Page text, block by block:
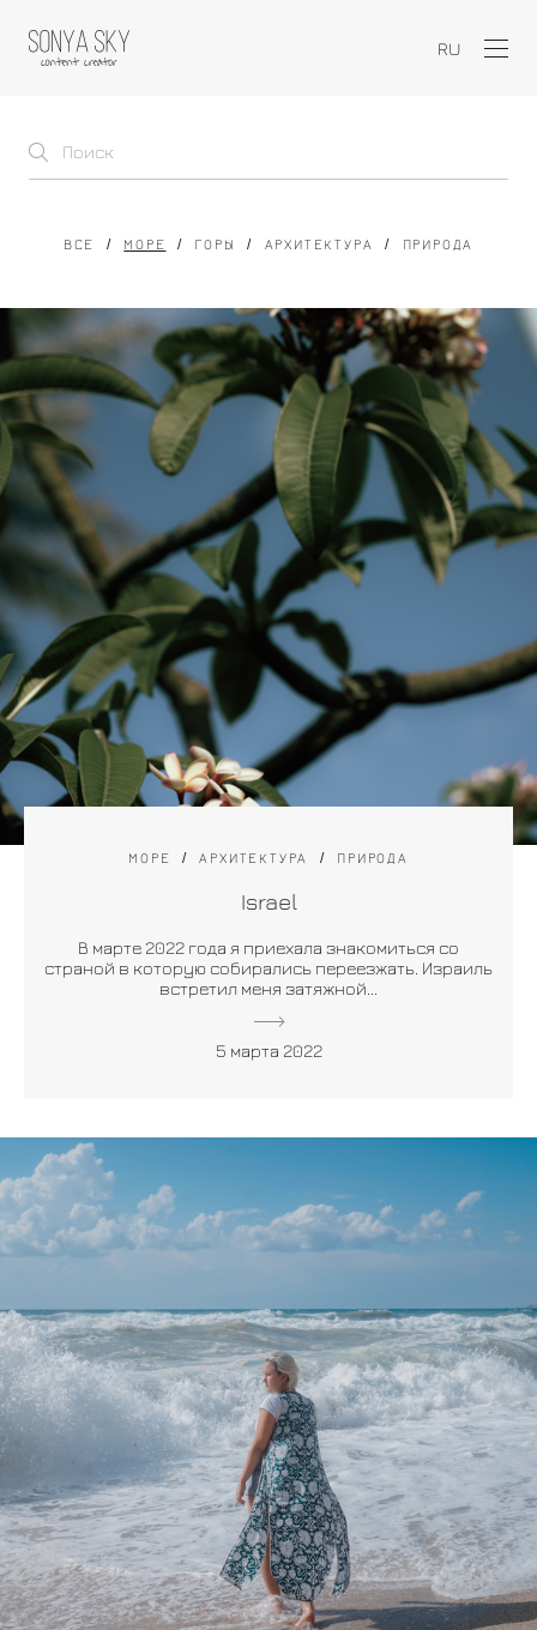
RU
ВСЕ МОРЕ ГОРЫ АРХИТЕКТУРА ПРИРОДА
МОРЕ АРХИТЕКТУРА ПРИРОДА
Israel
В марте 2022 года я приехала знакомиться со
страной в которую собирались переезжать. Израиль
встретил меня затяжной...
5 марта 2022